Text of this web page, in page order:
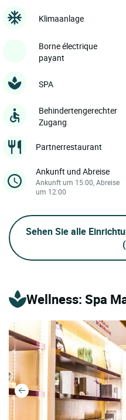
Klimaanlage
Borne électrique
payant
SPA
Behindertengerechter
Zugang
Partnerrestaurant
Ankunft und Abreise
Ankunft um 15:00, Abreise
um 12:00
Sehen Sie alle
Wellness: Spa